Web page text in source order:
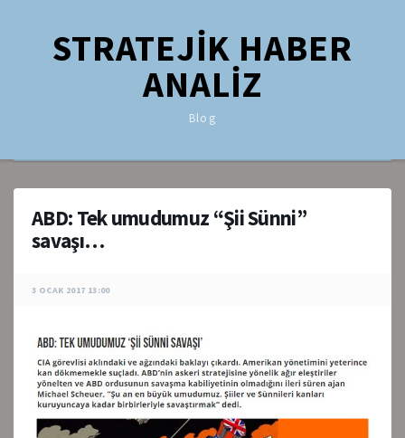
STRATEJİK HABER
ANALİZ
Blog
ABD: Tek umudumuz “Şii Sünni”
savaşı…
3 OCAK 2017 13:00